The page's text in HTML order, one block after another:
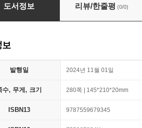
是我做過最好的事 애니 , 시아주과최호
도서정보 리뷰/한줄평 (0/0)
보
발행일 2024년 11월 01일
수, 무게, 크기 280쪽 | 145*210*20mm
ISBN13 9787559679345